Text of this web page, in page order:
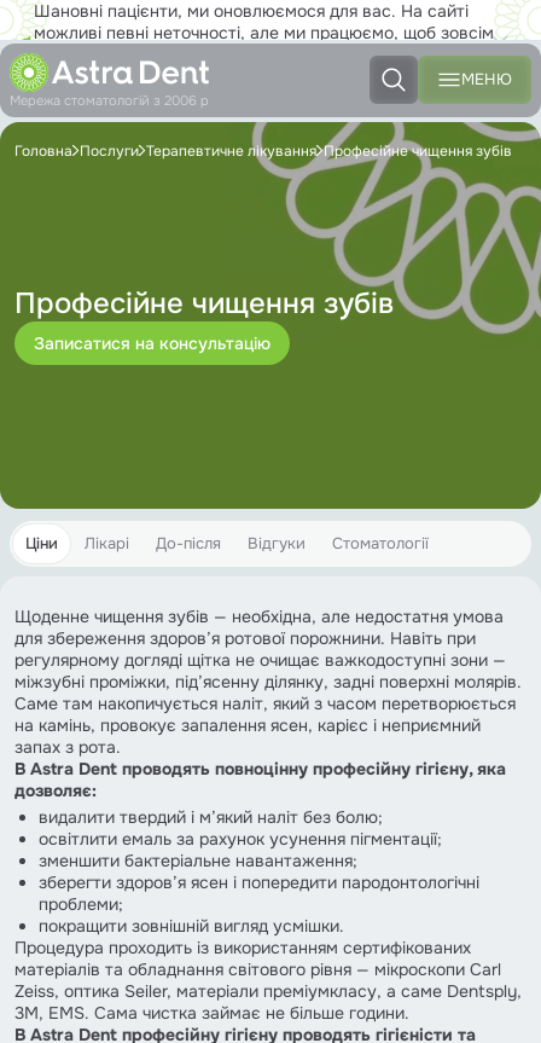
Шановні пацієнти, ми оновлюємося для вас. На сайті
можливі певні неточності, але ми працюємо, щоб зовсім
скоро ви з задоволенням користувалися новим сайтом на
повну!
Мережа стоматологій з 2006 р
МЕНЮ
Головна Послуги Терапевтичне лікування Професійне чищення зубів
Професійне чищення зубів
Записатися на консультацію
Цiни Лікарі До-після Відгуки Стоматології
Щоденне чищення зубів — необхідна, але недостатня умова
для збереження здоров’я ротової порожнини. Навіть при
регулярному догляді щітка не очищає важкодоступні зони —
міжзубні проміжки, під’ясенну ділянку, задні поверхні молярів.
Саме там накопичується наліт, який з часом перетворюється
на камінь, провокує запалення ясен, карієс і неприємний
запах з рота.
В Astra Dent проводять повноцінну професійну гігієну, яка
дозволяє:
видалити твердий і м’який наліт без болю;
освітлити емаль за рахунок усунення пігментації;
зменшити бактеріальне навантаження;
зберегти здоров’я ясен і попередити пародонтологічні
проблеми;
покращити зовнішній вигляд усмішки.
Процедура проходить із використанням сертифікованих
матеріалів та обладнання світового рівня — мікроскопи Carl
Zeiss, оптика Seiler, матеріали преміумкласу, а саме Dentsply,
3M, EMS. Сама чистка займає не більше години.
В Astra Dent професійну гігієну проводять гігієністи та